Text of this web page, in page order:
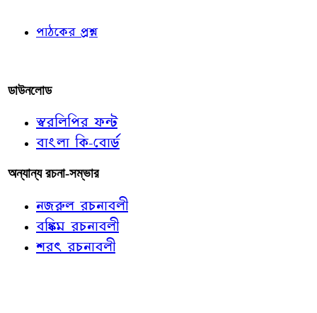
পাঠকের প্রশ্ন
ডাউনলোড
স্বরলিপির ফন্ট
বাংলা কি-বোর্ড
অন্যান্য রচনা-সম্ভার
নজরুল রচনাবলী
বঙ্কিম রচনাবলী
শরৎ রচনাবলী